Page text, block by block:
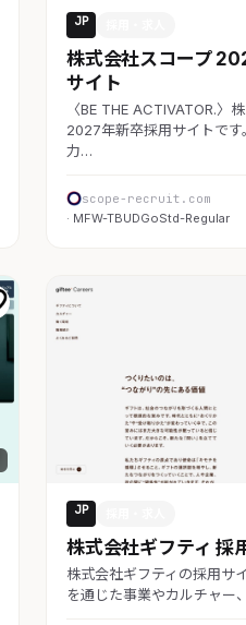
JP
株式会社スコープ
サイト
〈BE THE ACTIVATOR.〉
2027年新卒採用サイトです
力…
scope-recruit.com
· MFW-TBUDGoStd-Regular
JP
株式会社ギフティ 採
株式会社ギフティの採用サ
を通じた事業やカルチャー